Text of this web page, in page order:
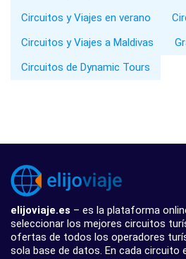
Circuitos y Viajes en verano
Circuitos y Viajes a Maldivas
Circuitos de Dynamic Tours
elijoviaje.es – es la plataforma
seleccionar los mejores circuitos
ofertas de todos los operadores
sola base de datos. En cada